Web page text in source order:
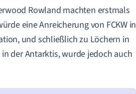
Rowland machten erstmals
eine Anreicherung von FCKW in
und schließlich zu Löchern in
der Antarktis, wurde jedoch auch